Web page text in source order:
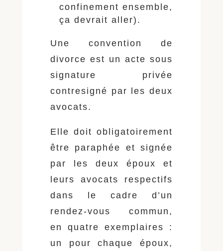
confinement ensemble,
ça devrait aller).
Une convention de
divorce est un acte sous
signature privée
contresigné par les deux
avocats.
Elle doit obligatoirement
être paraphée et signée
par les deux époux et
leurs avocats respectifs
dans le cadre d’un
rendez-vous commun,
en quatre exemplaires :
un pour chaque époux,